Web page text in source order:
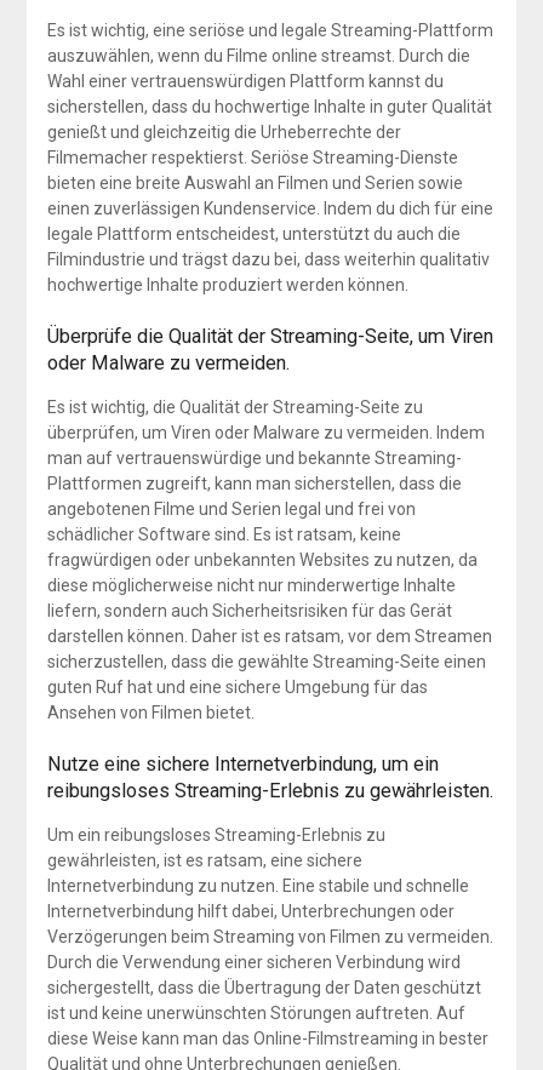
Es ist wichtig, eine seriöse und legale Streaming-Plattform
auszuwählen, wenn du Filme online streamst. Durch die
Wahl einer vertrauenswürdigen Plattform kannst du
sicherstellen, dass du hochwertige Inhalte in guter Qualität
genießt und gleichzeitig die Urheberrechte der
Filmemacher respektierst. Seriöse Streaming-Dienste
bieten eine breite Auswahl an Filmen und Serien sowie
einen zuverlässigen Kundenservice. Indem du dich für eine
legale Plattform entscheidest, unterstützt du auch die
Filmindustrie und trägst dazu bei, dass weiterhin qualitativ
hochwertige Inhalte produziert werden können.
Überprüfe die Qualität der Streaming-Seite, um Viren
oder Malware zu vermeiden.
Es ist wichtig, die Qualität der Streaming-Seite zu
überprüfen, um Viren oder Malware zu vermeiden. Indem
man auf vertrauenswürdige und bekannte Streaming-
Plattformen zugreift, kann man sicherstellen, dass die
angebotenen Filme und Serien legal und frei von
schädlicher Software sind. Es ist ratsam, keine
fragwürdigen oder unbekannten Websites zu nutzen, da
diese möglicherweise nicht nur minderwertige Inhalte
liefern, sondern auch Sicherheitsrisiken für das Gerät
darstellen können. Daher ist es ratsam, vor dem Streamen
sicherzustellen, dass die gewählte Streaming-Seite einen
guten Ruf hat und eine sichere Umgebung für das
Ansehen von Filmen bietet.
Nutze eine sichere Internetverbindung, um ein
reibungsloses Streaming-Erlebnis zu gewährleisten.
Um ein reibungsloses Streaming-Erlebnis zu
gewährleisten, ist es ratsam, eine sichere
Internetverbindung zu nutzen. Eine stabile und schnelle
Internetverbindung hilft dabei, Unterbrechungen oder
Verzögerungen beim Streaming von Filmen zu vermeiden.
Durch die Verwendung einer sicheren Verbindung wird
sichergestellt, dass die Übertragung der Daten geschützt
ist und keine unerwünschten Störungen auftreten. Auf
diese Weise kann man das Online-Filmstreaming in bester
Qualität und ohne Unterbrechungen genießen.